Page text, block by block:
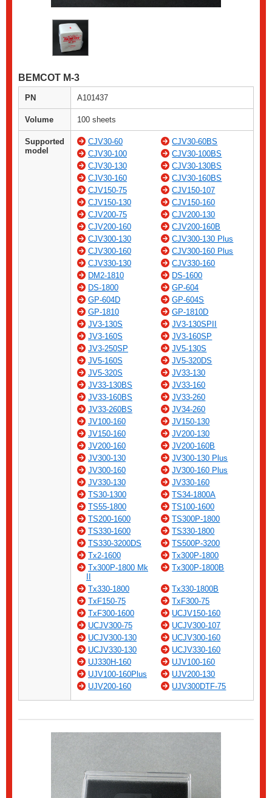
BEMCOT M-3
PN A101437
Volume 100 sheets
Supported
model
CJV30-60
CJV30-60BS
CJV30-100
CJV30-100BS
CJV30-130
CJV30-130BS
CJV30-160
CJV30-160BS
CJV150-75
CJV150-107
CJV150-130
CJV150-160
CJV200-75
CJV200-130
CJV200-160
CJV200-160B
CJV300-130
CJV300-130 Plus
CJV300-160
CJV300-160 Plus
CJV330-130
CJV330-160
DM2-1810
DS-1600
DS-1800
GP-604
GP-604D
GP-604S
GP-1810
GP-1810D
JV3-130S
JV3-130SPII
JV3-160S
JV3-160SP
JV3-250SP
JV5-130S
JV5-160S
JV5-320DS
JV5-320S
JV33-130
JV33-130BS
JV33-160
JV33-160BS
JV33-260
JV33-260BS
JV34-260
JV100-160
JV150-130
JV150-160
JV200-130
JV200-160
JV200-160B
JV300-130
JV300-130 Plus
JV300-160
JV300-160 Plus
JV330-130
JV330-160
TS30-1300
TS34-1800A
TS55-1800
TS100-1600
TS200-1600
TS300P-1800
TS330-1600
TS330-1800
TS330-3200DS
TS500P-3200
Tx2-1600
Tx300P-1800
Tx300P-1800 Mk
Tx300P-1800B
Tx330-1800
Tx330-1800B
TxF150-75
TxF300-75
TxF300-1600
UCJV150-160
UCJV300-75
UCJV300-107
UCJV300-130
UCJV300-160
UCJV330-130
UCJV330-160
UJ330H-160
UJV100-160
UJV100-160Plus
UJV200-130
UJV200-160
UJV300DTF-75